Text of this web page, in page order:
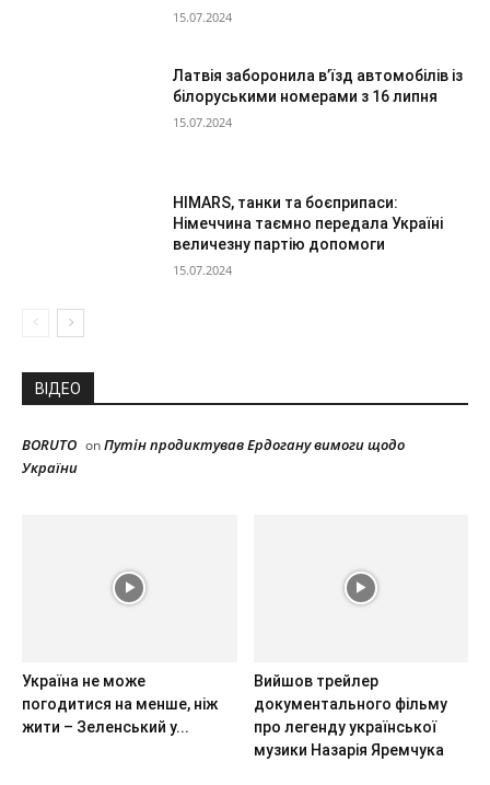
15.07.2024
Латвія заборонила в’їзд автомобілів із
білоруськими номерами з 16 липня
15.07.2024
HIMARS, танки та боєприпаси:
Німеччина таємно передала Україні
величезну партію допомоги
15.07.2024
ВІДЕО
BORUTO onПутін продиктував Ердогану вимоги щодо
України
Україна не може
погодитися на менше, ніж
жити – Зеленський у...
Вийшов трейлер
документального фільму
про легенду української
музики Назарія Яремчука